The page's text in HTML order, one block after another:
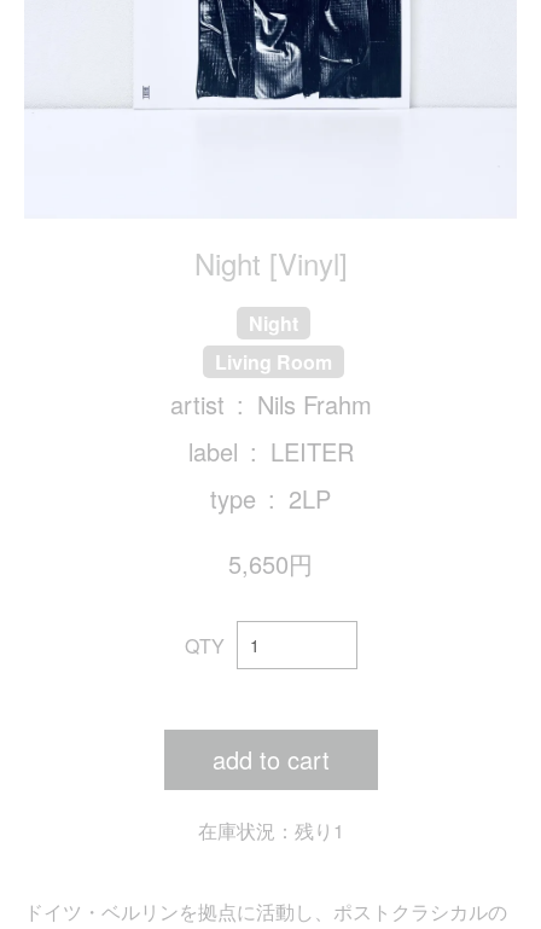
Night [Vinyl]
Night
Living Room
artist
Nils Frahm
label
LEITER
type
2LP
5,650円
QTY
add to cart
在庫状況：残り1
ドイツ・ベルリンを拠点に活動し、ポストクラシカルの